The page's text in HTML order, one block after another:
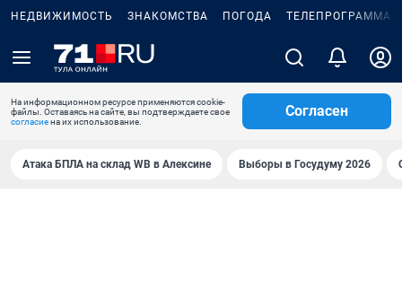
НЕДВИЖИМОСТЬ ЗНАКОМСТВА ПОГОДА ТЕЛЕПРОГРАММА
На информационном ресурсе применяются cookie-
файлы. Оставаясь на сайте, вы подтверждаете свое
согласиена их использование.
Согласен
Атака БПЛА на склад WB в Алексине Выборы в Госудуму 2026